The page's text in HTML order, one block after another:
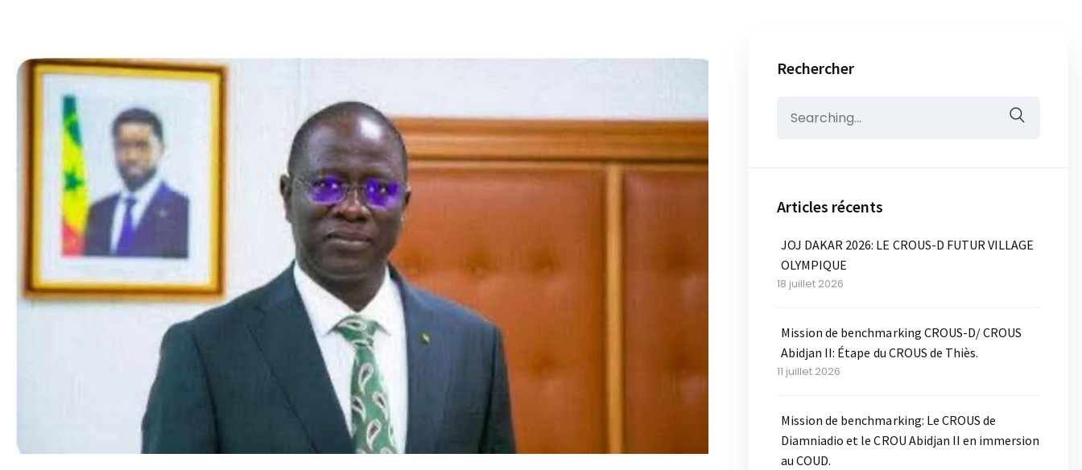
Rechercher
for:
Articles récents
JOJ DAKAR 2026: LE CROUS-D FUTUR VILLAGE
OLYMPIQUE
18 juillet 2026
Mission de benchmarking CROUS-D/ CROUS
Abidjan II: Étape du CROUS de Thiès.
11 juillet 2026
Mission de benchmarking: Le CROUS de
Diamniadio et le CROU Abidjan II en immersion
au COUD.